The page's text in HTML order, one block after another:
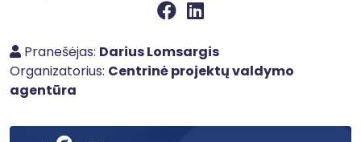
Pranešėjas: Darius Lomsargis
Organizatorius: Centrinė projektų valdymo
agentūra